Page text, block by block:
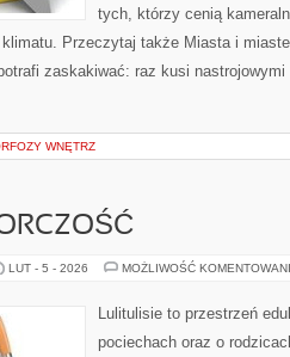
tych, którzy cenią
Przeczytaj także Miasta i
zaskakiwać: raz kusi
WNĘTRZ
LUT - 5 - 2026 MOŻLIWOŚĆ
Lulitulisie to przestrzeń
pociechach oraz o